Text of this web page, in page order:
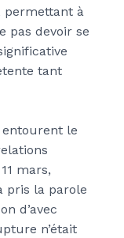
permettant à
pas devoir se
tant
entourent le
mars,
pris la parole
d’avec
n’était